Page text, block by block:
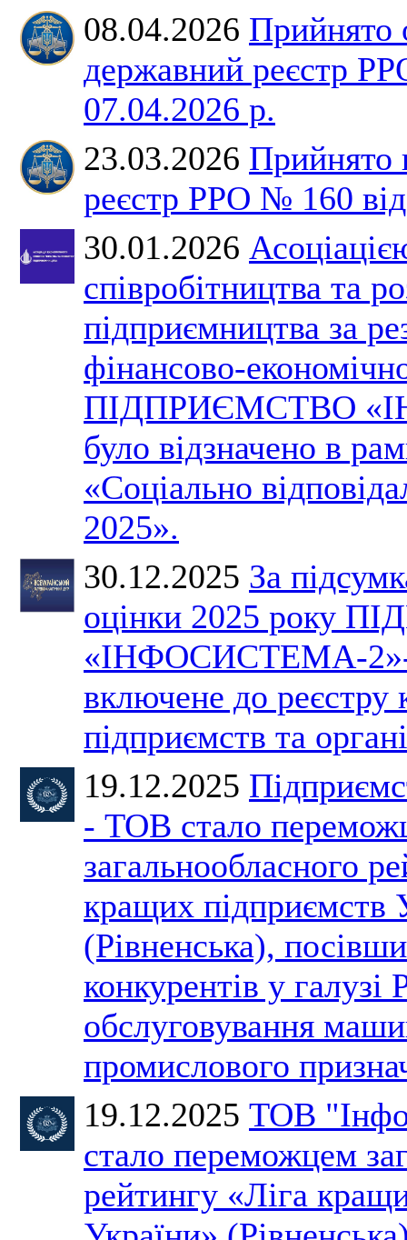
08.04.2026 Прийнято
державний реєстр
07.04.2026 р.
23.03.2026 Прийнято
реєстр РРО № 160
30.01.2026
співробітництва та
підприємництва за
фінансово-
ПІДПРИЄМСТВО
було відзначено в
«Соціально
2025».
30.12.2025 За
оцінки 2025 року
«ІНФОСИСТЕМА-
включене до реєстру
підприємств та
19.12.2025
- ТОВ стало
загальнообласного
кращих підприємств
(Рівненська),
конкурентів у галузі
обслуговування
промислового
19.12.2025 ТОВ
стало переможцем
рейтингу «Ліга